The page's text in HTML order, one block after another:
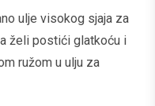
ulje visokog sjaja za
želi postići glatkoću i
ružom u ulju za